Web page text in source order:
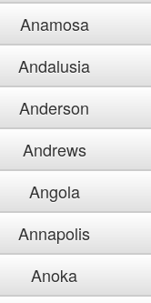
Anamosa
Andalusia
Anderson
Andrews
Angola
Annapolis
Anoka